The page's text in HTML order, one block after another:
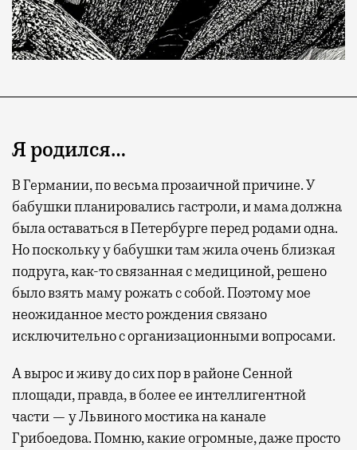
Я родился…
В Германии, по весьма прозаичной причине. У
бабушки планировались гастроли, и мама должна
была оставаться в Петербурге перед родами одна.
Но поскольку у бабушки там жила очень близкая
подруга, как-то связанная с медициной, решено
было взять маму рожать с собой. Поэтому мое
неожиданное место рождения связано
исключительно с организационными вопросами.
А вырос и живу до сих пор в районе Сенной
площади, правда, в более ее интеллигентной
части — у Львиного мостика на канале
Грибоедова. Помню, какие огромные, даже просто